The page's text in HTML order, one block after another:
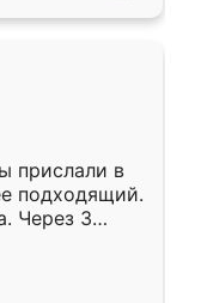
прислали в
подходящий.
Через 3
Остались